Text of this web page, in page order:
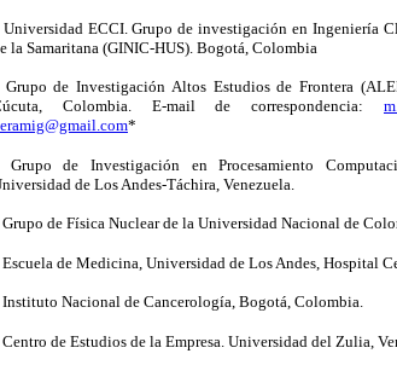
Universidad ECCI. Grupo de investigación en Ingeniería
la Samaritana (GINIC-HUS). Bogotá, Colombia
Grupo de Investigación Altos Estudios de Frontera
Colombia. E-mail de correspondencia:
*
Grupo de Investigación en Procesamiento
de Los Andes-Táchira, Venezuela.
Grupo de Física Nuclear de la Universidad Nacional de
Escuela de Medicina, Universidad de Los Andes, Hospital
Instituto Nacional de Cancerología, Bogotá, Colombia.
Centro de Estudios de la Empresa. Universidad del Zulia,